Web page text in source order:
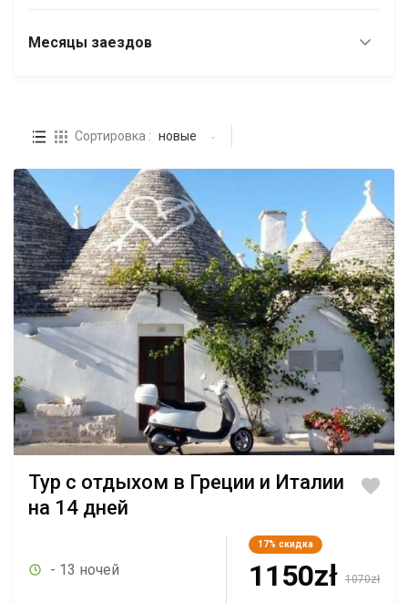
Месяцы заездов
Сортировка : новые
Тур с отдыхом в Греции и Италии
на 14 дней
- 13 ночей
17% скидка
1150zł 1070zł